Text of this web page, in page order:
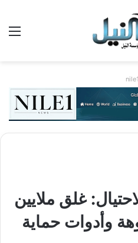
nile1
غلق ملايين
وأدوات حماية